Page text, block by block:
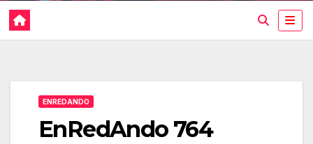
ENREDANDO
EnRedAndo 764